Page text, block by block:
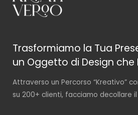
Trasformiamo la Tua
un Oggetto di Design che
Attraverso un Percorso “Kreativo”
su 200+ clienti, facciamo decollare il